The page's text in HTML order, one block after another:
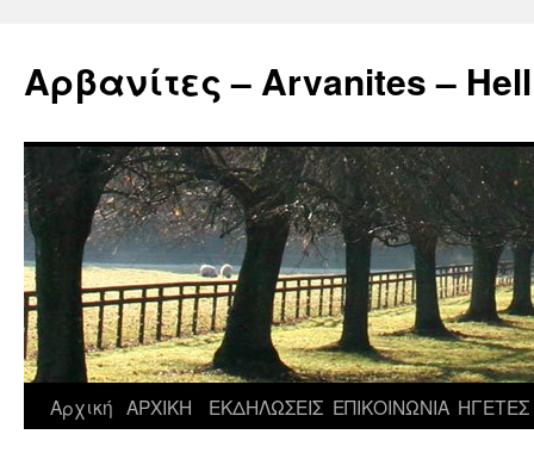
περιεχόμενο
Αρβανίτες – Arvanites –
Αρχική ΑΡΧΙΚΗ ΕΚΔΗΛΩΣΕΙΣ ΕΠΙΚΟΙΝΩΝΙΑ ΗΓΕΤΕΣ